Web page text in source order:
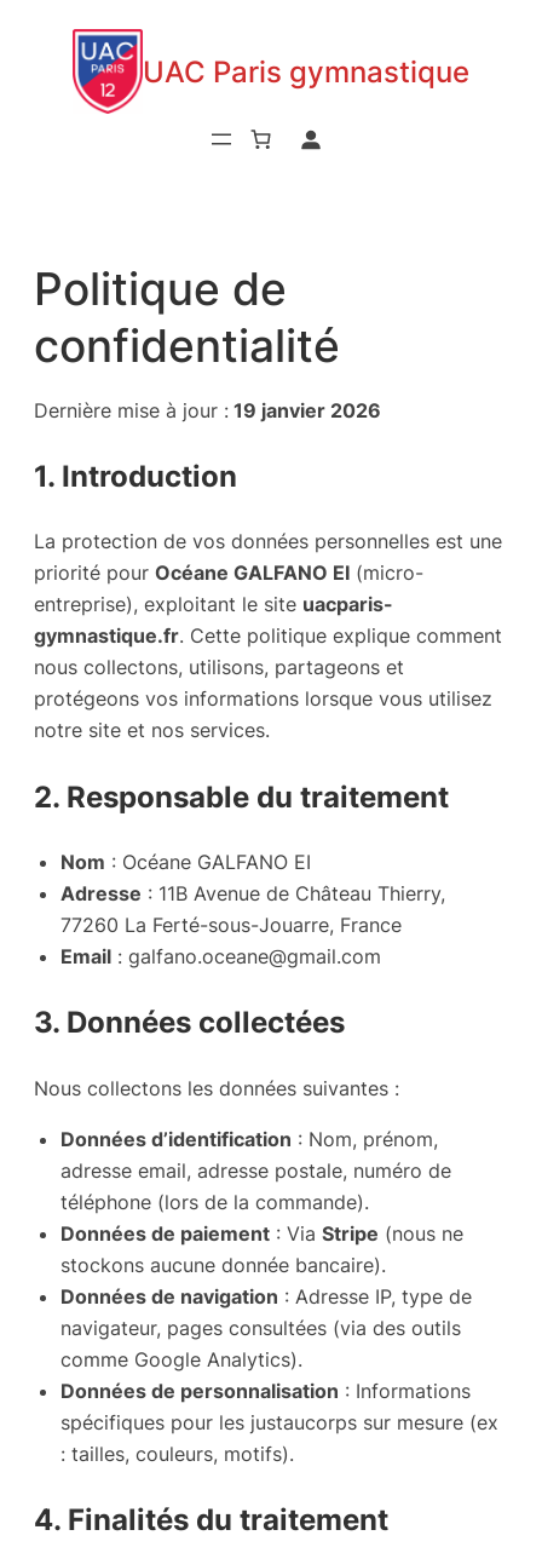
contenu
UAC Paris gymnastique
Politique de
confidentialité
Dernière mise à jour : 19 janvier 2026
1. Introduction
La protection de vos données personnelles est une
priorité pour Océane GALFANO EI (micro-
entreprise), exploitant le site uacparis-
gymnastique.fr. Cette politique explique comment
nous collectons, utilisons, partageons et
protégeons vos informations lorsque vous utilisez
notre site et nos services.
2. Responsable du traitement
Nom : Océane GALFANO EI
Adresse : 11B Avenue de Château Thierry,
77260 La Ferté-sous-Jouarre, France
Email : galfano.oceane@gmail.com
3. Données collectées
Nous collectons les données suivantes :
Données d’identification : Nom, prénom,
adresse email, adresse postale, numéro de
téléphone (lors de la commande).
Données de paiement : Via Stripe (nous ne
stockons aucune donnée bancaire).
Données de navigation : Adresse IP, type de
navigateur, pages consultées (via des outils
comme Google Analytics).
Données de personnalisation : Informations
spécifiques pour les justaucorps sur mesure (ex
: tailles, couleurs, motifs).
4. Finalités du traitement